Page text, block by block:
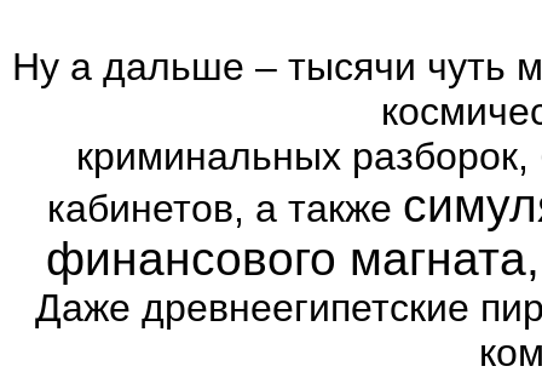
Ну а дальше – тысячи чуть
криминальных
кабинетов, а также
финансового
Даже древнеегипетские